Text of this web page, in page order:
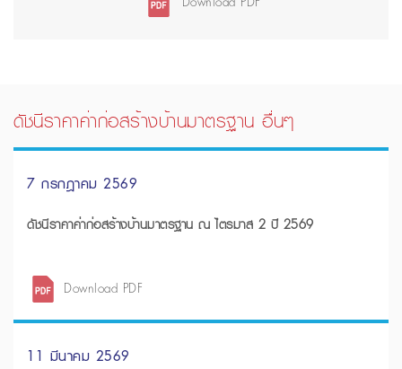
ดัชนีราคาค่าก่อสร้างบ้านมาตรฐาน อื่นๆ
7 กรกฎาคม 2569
ดัชนีราคาค่าก่อสร้างบ้านมาตรฐาน ณ ไตรมาส 2 ปี 2569
Download PDF
11 มีนาคม 2569